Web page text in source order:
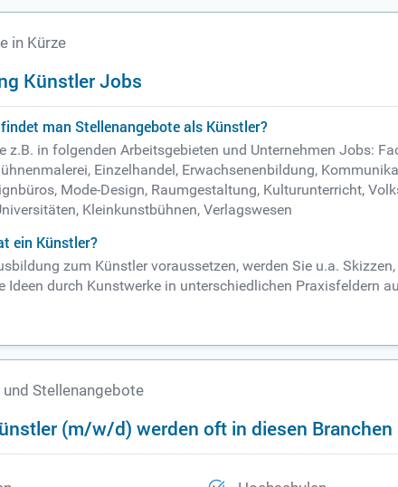
in Kürze
Künstler Jobs
man Stellenangebote als Künstler?
z.B. in folgenden Arbeitsgebieten und Unternehmen Jobs:
Einzelhandel, Erwachsenenbildung,
Mode-Design, Raumgestaltung, Kulturunterricht,
Kleinkunstbühnen, Verlagswesen
ein Künstler?
zum Künstler voraussetzen, werden Sie u.a.
Ideen durch Kunstwerke in unterschiedlichen Praxisfeldern
Stellenangebote
(m/w/d) werden oft in diesen